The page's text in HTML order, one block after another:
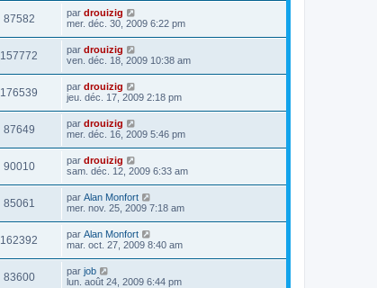
87582 par drouizig
mer. déc. 30, 2009 6:22 pm
157772 par drouizig
ven. déc. 18, 2009 10:38 am
176539 par drouizig
jeu. déc. 17, 2009 2:18 pm
87649 par drouizig
mer. déc. 16, 2009 5:46 pm
90010 par drouizig
sam. déc. 12, 2009 6:33 am
85061 par Alan Monfort
mer. nov. 25, 2009 7:18 am
162392 par Alan Monfort
mar. oct. 27, 2009 8:40 am
83600 par job
lun. août 24, 2009 6:44 pm